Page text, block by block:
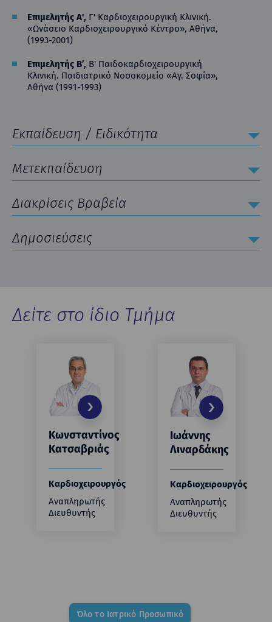
Επιμελητής Α', Γ' Καρδιοχειρουργική Κλινική.
«Ωνάσειο Καρδιοχειρουργικό Κέντρο», Αθήνα,
(1993-2001)
Επιμελητής Β’, Β' Παιδοκαρδιοχειρουργική
Κλινική. Παιδιατρικό Νοσοκομείο «Αγ. Σοφία»,
Αθήνα (1991-1993)
Εκπαίδευση / Ειδικότητα
Μετεκπαίδευση
Διακρίσεις Βραβεία
Δημοσιεύσεις
Δείτε στο ίδιο Τμήμα
Κωνσταντίνος
Κατσαβριάς
Καρδιοχειρουργός
Αναπληρωτής
Διευθυντής
Ιωάννης
Λιναρδάκης
Καρδιοχειρουργός
Αναπληρωτής
Διευθυντής
Όλο το Ιατρικό Προσωπικό